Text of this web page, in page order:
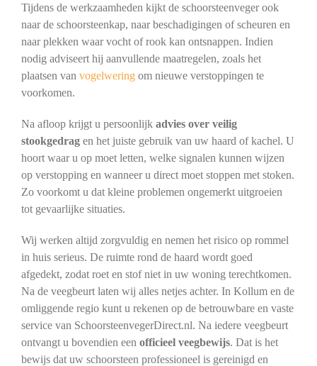
Tijdens de werkzaamheden kijkt de schoorsteenveger ook
naar de schoorsteenkap, naar beschadigingen of scheuren en
naar plekken waar vocht of rook kan ontsnappen. Indien
nodig adviseert hij aanvullende maatregelen, zoals het
plaatsen van vogelweringom nieuwe verstoppingen te
voorkomen.
Na afloop krijgt u persoonlijk advies over veilig
stookgedragen het juiste gebruik van uw haard of kachel. U
hoort waar u op moet letten, welke signalen kunnen wijzen
op verstopping en wanneer u direct moet stoppen met stoken.
Zo voorkomt u dat kleine problemen ongemerkt uitgroeien
tot gevaarlijke situaties.
Wij werken altijd zorgvuldig en nemen het risico op rommel
in huis serieus. De ruimte rond de haard wordt goed
afgedekt, zodat roet en stof niet in uw woning terechtkomen.
Na de veegbeurt laten wij alles netjes achter. In Kollum en de
omliggende regio kunt u rekenen op de betrouwbare en vaste
service van SchoorsteenvegerDirect.nl. Na iedere veegbeurt
ontvangt u bovendien een officieel veegbewijs. Dat is het
bewijs dat uw schoorsteen professioneel is gereinigd en